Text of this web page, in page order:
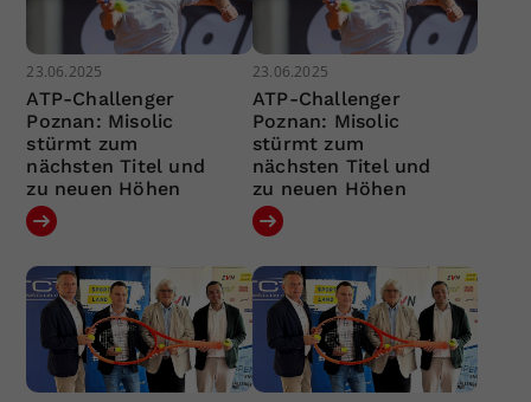
23.06.2025
ATP-Challenger
Poznan: Misolic
stürmt zum
nächsten Titel und
zu neuen Höhen
23.06.2025
ATP-Challenger
Poznan: Misolic
stürmt zum
nächsten Titel und
zu neuen Höhen